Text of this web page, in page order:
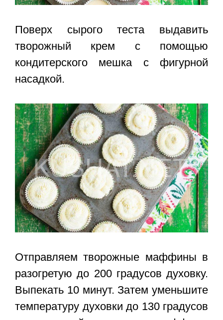
Поверх сырого теста выдавить
творожный крем с помощью
кондитерского мешка с фигурной
насадкой.
Отправляем творожные маффины в
разогретую до 200 градусов духовку.
Выпекать 10 минут. Затем уменьшите
температуру духовки до 130 градусов